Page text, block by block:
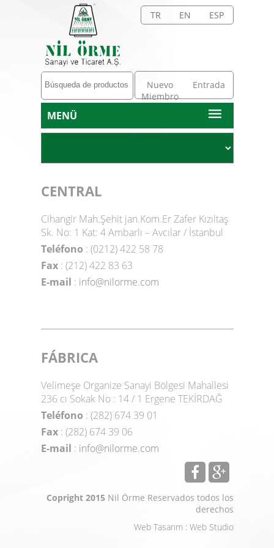
TR EN ESP
Nuevo
Miembro
Entrada
MENÜ
CENTRAL
Cihangir Mah.Şehit jan.Kom.Er Zafer Kızıltaş
Sk. No: 1 Kat: 4 Ambarlı – Avcılar / İstanbul
Teléfono : (0212) 422 58 78
Fax: (212) 422 83 63
E-mail : info@nilorme.com
FÁBRICA
Velimeşe Organize Sanayi Bölgesi Mahallesi
236 cı Sokak No : 14 / 1 Ergene TEKİRDAĞ
Teléfono : (282) 674 39 01
Fax: (282) 674 39 06
E-mail : info@nilorme.com
Copright 2015Nil Örme Reservados todos los
derechos
Web Tasarım: Web Studio